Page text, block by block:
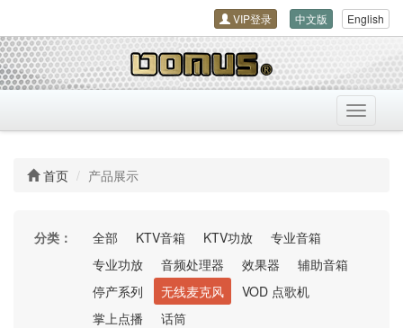
VIP登录 中文版 English
导
航
首页 产品展示
分类： 全部 KTV音箱 KTV功放
专业音箱
专业功放
音频处理器 效果器
辅助音箱
停产系列
无线麦克风
VOD 点歌机
掌上点播
话筒